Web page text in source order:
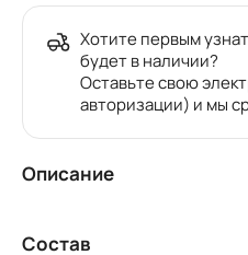
Хотите первым
будет в наличии?
Оставьте свою
авторизации) и мы
Описание
Универсальный
Состав